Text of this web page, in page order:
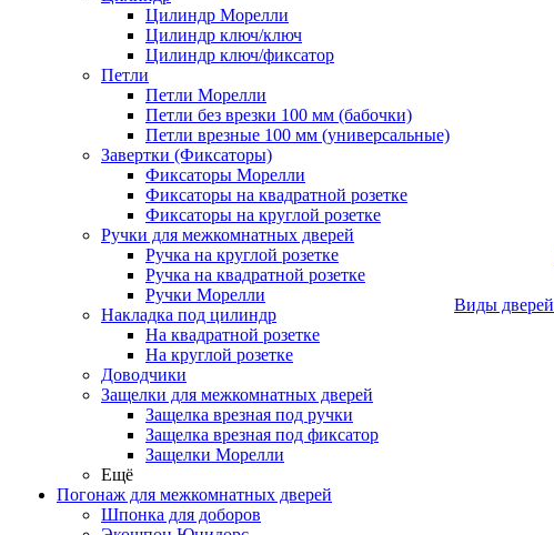
Цилиндр Морелли
Цилиндр ключ/ключ
Цилиндр ключ/фиксатор
Петли
Петли Морелли
Петли без врезки 100 мм (бабочки)
Петли врезные 100 мм (универсальные)
Завертки (Фиксаторы)
Фиксаторы Морелли
Фиксаторы на квадратной розетке
Фиксаторы на круглой розетке
Ручки для межкомнатных дверей
Ручка на круглой розетке
Ручка на квадратной розетке
Ручки Морелли
Накладка под цилиндр
На квадратной розетке
На круглой розетке
Доводчики
Защелки для межкомнатных дверей
Защелка врезная под ручки
Защелка врезная под фиксатор
Защелки Морелли
Ещё
Погонаж для межкомнатных дверей
Шпонка для доборов
Виды дверей